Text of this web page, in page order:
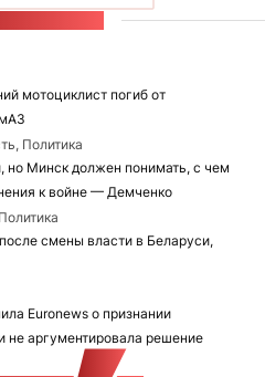
мотоциклист погиб от
Политика
но Минск должен понимать, с чем
к войне — Демченко
смены власти в Беларуси,
Euronews о признании
не аргументировала решение